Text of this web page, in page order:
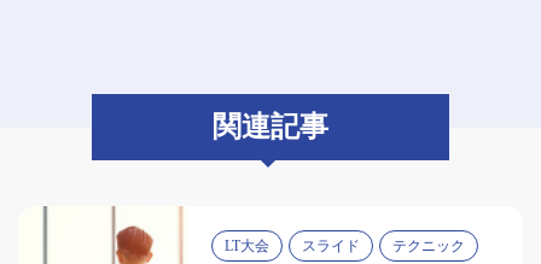
関連記事
LT大会 スライド テクニック